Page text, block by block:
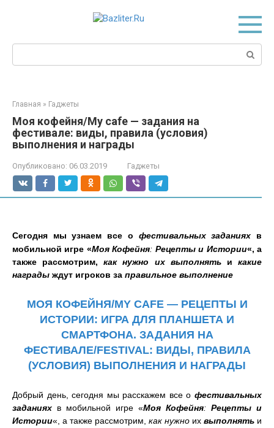
Главная » Гаджеты
Моя кофейня/My cafe — задания на
фестивале: виды, правила (условия)
выполнения и награды
Опубликовано: 06.03.2019 Гаджеты
Сегодня мы узнаем все о фестивальныхзаданиях в
мобильной игре «Моя Кофейня: Рецепты и Истории«, а
также рассмотрим,как нужно их выполнятьикакие
награды ждут игроков за правильное выполнение
МОЯ КОФЕЙНЯ/MY CAFE — РЕЦЕПТЫ И
ИСТОРИИ: ИГРА ДЛЯ ПЛАНШЕТА И
СМАРТФОНА. ЗАДАНИЯ НА
ФЕСТИВАЛЕ/FESTIVAL: ВИДЫ, ПРАВИЛА
(УСЛОВИЯ) ВЫПОЛНЕНИЯ И НАГРАДЫ
Добрый день, сегодня мы расскажем все офестивальных
заданиях в мобильной игре «Моя Кофейня: Рецепты и
Истории«, а также рассмотрим, как нужно их выполнять и